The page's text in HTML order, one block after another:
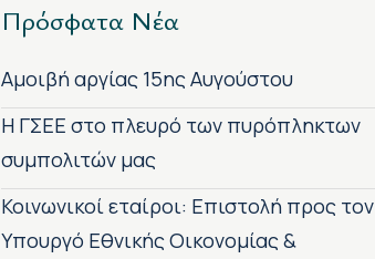
Πρόσφατα Νέα
Αμοιβή αργίας 15ης Αυγούστου
H ΓΣΕΕ στο πλευρό των πυρόπληκτων
συμπολιτών μας
Κοινωνικοί εταίροι: Επιστολή προς τον
Υπουργό Εθνικής Οικονομίας &